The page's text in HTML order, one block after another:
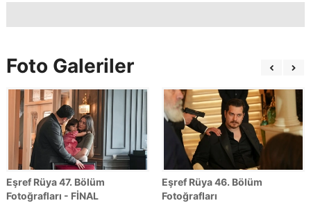
Foto Galeriler
Eşref Rüya 47. Bölüm
Fotoğrafları - FİNAL
Eşref Rüya 46. Bölüm
Fotoğrafları